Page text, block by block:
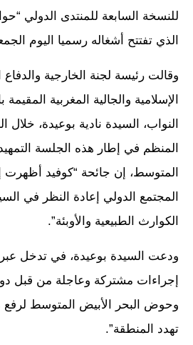
للنسخة السابعة للمنتدى الدولي
الذي تفتتح أشغاله رسميا اليوم
وقالت رئيسة لجنة الخارجية
الإسلامية والجالية المغربية
النواب، السيدة نادية بوعيدة، خلال
المنظم في إطار هذه الجلسة
المتوسط، إن جائحة “كوفيد
المجتمع الدولي إعادة النظر في
الكوارث الطبيعية والأوبئة”.
ودعت السيدة بوعيدة، في تدخل عبر
إجراءات مشتركة وعاجلة من قبل
وحوض البحر الأبيض المتوسط لرفع
تهدد المنطقة”.